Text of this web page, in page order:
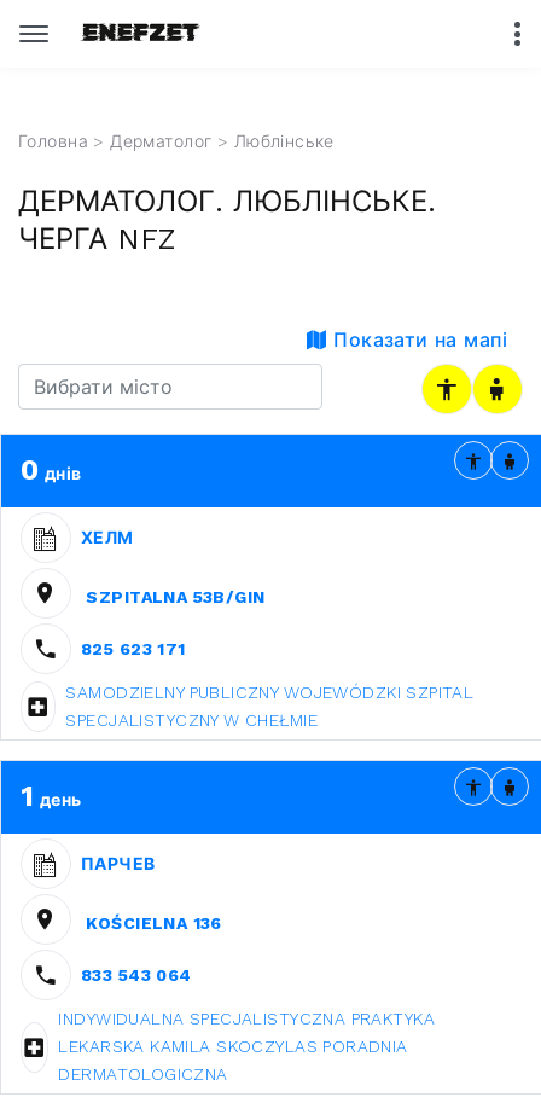
Головна > Дерматолог > Люблінське
ДЕРМАТОЛОГ. ЛЮБЛІНСЬКЕ.
ЧЕРГА NFZ
Показати на мапі
0 днів
ХЕЛМ
SZPITALNA 53B/GIN
825 623 171
SAMODZIELNY PUBLICZNY WOJEWÓDZKI SZPITAL
SPECJALISTYCZNY W CHEŁMIE
1 день
ПАРЧЕВ
KOŚCIELNA 136
833 543 064
INDYWIDUALNA SPECJALISTYCZNA PRAKTYKA
LEKARSKA KAMILA SKOCZYLAS PORADNIA
DERMATOLOGICZNA